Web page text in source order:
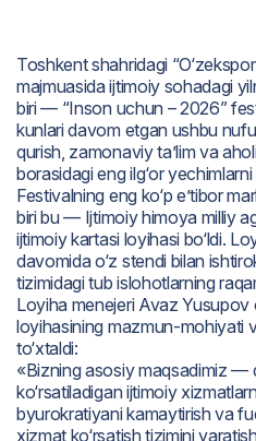
Toshkent shahridagi
majmuasida ijtimoiy sohadagi
biri — “Inson uchun – 2026”
kunlari davom etgan ushbu
qurish, zamonaviy ta’lim va
borasidagi eng ilg‘or
Festivalning eng ko‘p e’tibor
biri bu — Ijtimoiy himoya milliy
ijtimoiy kartasi loyihasi bo‘ldi.
davomida o‘z stendi bilan
tizimidagi tub islohotlarning
Loyiha menejeri Avaz Yusupov
loyihasining mazmun-mohiyati
to‘xtaldi:
«Bizning asosiy maqsadimiz —
ko‘rsatiladigan ijtimoiy
byurokratiyani kamaytirish va
xizmat ko‘rsatish tizimini